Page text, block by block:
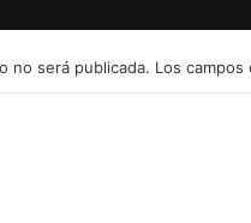
no será publicada. Los